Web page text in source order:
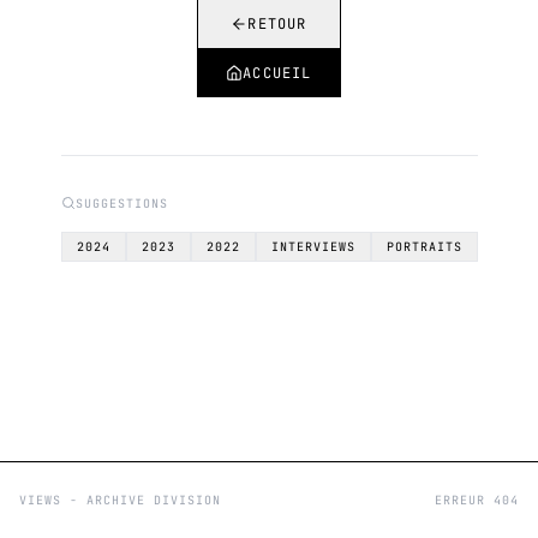
RETOUR
ACCUEIL
SUGGESTIONS
2024 2023 2022 INTERVIEWS PORTRAITS
VIEWS - ARCHIVE DIVISION ERREUR 404